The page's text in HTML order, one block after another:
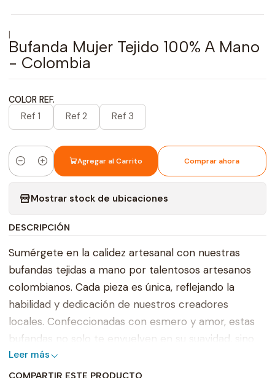
|
Bufanda Mujer Tejido 100% A Mano
- Colombia
COLOR REF.
Ref 1 Ref 2 Ref 3
Cantidad
Agregar al Carrito Comprar ahora
Mostrar stock de ubicaciones
DESCRIPCIÓN
Sumérgete en la calidez artesanal con nuestras
bufandas tejidas a mano por talentosos artesanos
colombianos. Cada pieza es única, reflejando la
habilidad y dedicación de nuestros creadores
locales. Confeccionadas con esmero y amor, estas
bufandas no solo te envuelven en su suavidad, sino
que también cuentan una historia de tradición y
destreza artesanal. Descubre la autenticidad de la
Leer más
COMPARTIR ESTE PRODUCTO